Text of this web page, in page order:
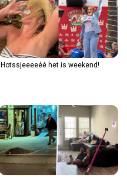
Hotssjeeeeéé het is weekend!